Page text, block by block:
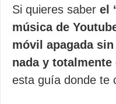
Si quieres saber el
música de
móvil apagada
nada y totalmente
esta guía donde te